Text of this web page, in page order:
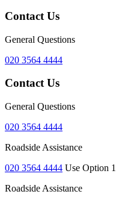
Contact Us
General Questions
020 3564 4444
Contact Us
General Questions
020 3564 4444
Roadside Assistance
020 3564 4444 Use Option 1
Roadside Assistance